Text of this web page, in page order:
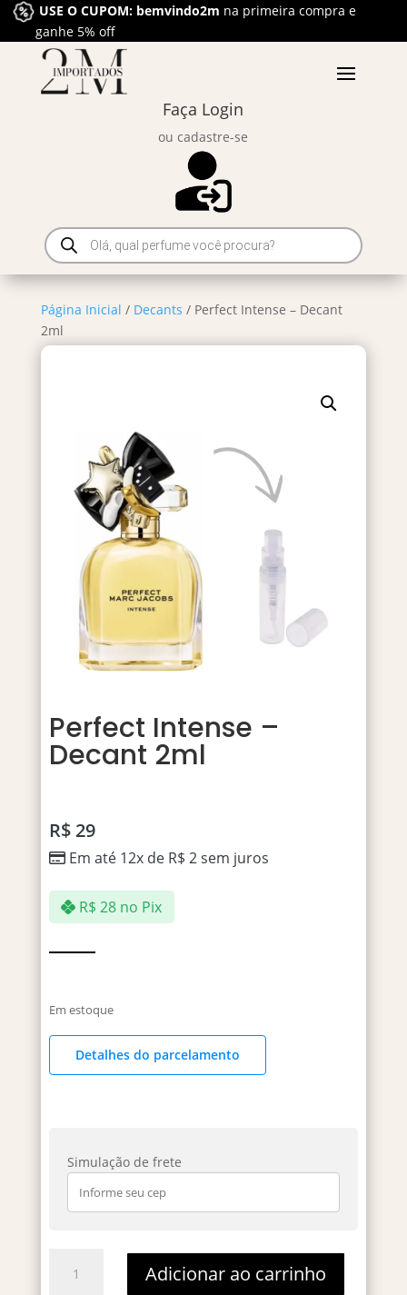
USE O CUPOM: bemvindo2m na primeira compra e
ganhe 5% off
Faça Login
ou cadastre-se
Pesquisar
produtos
Página Inicial / Decants / Perfect Intense – Decant
2ml
Perfect Intense –
Decant 2ml
R$29
Em até 12x de R$ 2sem juros
R$ 28 no Pix
Em estoque
Detalhes do parcelamento
Simulação de frete
Intense
Adicionar ao carrinho